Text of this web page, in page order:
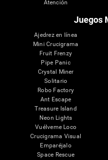
Atención
Juegos
Ajedrez en línea
Mini Crucigrama
Fruit Frenzy
Pipe Panic
Crystal Miner
Solitario
Robo Factory
Ant Escape
Treasure Island
Neon Lights
Vuélveme Loco
Crucigrama Visual
Emparéjalo
Space Rescue